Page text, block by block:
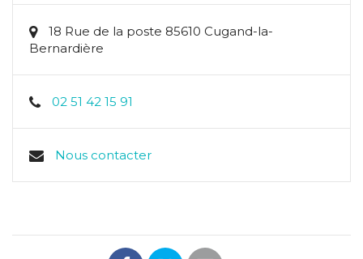
18 Rue de la poste 85610 Cugand-la-
Bernardière
02 51 42 15 91
Nous contacter